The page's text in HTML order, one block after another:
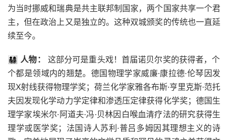
为当时挪威和瑞典是共主联邦制国家，两个国家共享一个君
主，但在政治上又是独立的。这种双城颁奖的传统也一直延
续至今。
👨‍👩‍👧‍👦人物：
这部分可是重头戏！首届诺贝尔奖的获得者，个
个都是领域内的翘楚。德国物理学家威廉·康拉德·伦琴因发
现X射线获得物理学奖；荷兰化学家雅各布斯·亨里克斯·范托
夫因发现化学动力学定律和渗透压定律获得化学奖；德国生
理学家埃米尔·阿道夫·冯·贝林因白喉血清疗法的研究获得生
理学或医学奖；法国诗人苏利·普吕多姆因其理想主义的诗